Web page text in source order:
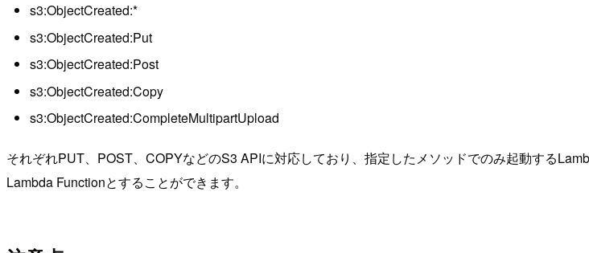
s3:ObjectCreated:*
s3:ObjectCreated:Put
s3:ObjectCreated:Post
s3:ObjectCreated:Copy
s3:ObjectCreated:CompleteMultipartUpload
それぞれPUT、POST、COPYなどのS3 APIに対応しており、指定したメソッドでのみ起動する
Lambda Functionとすることができます。